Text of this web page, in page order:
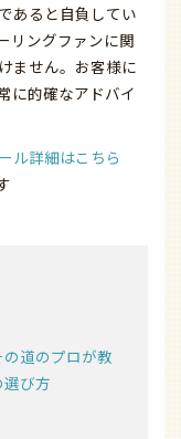
あると自負してい
リングファンに関
ません。お客様に
に的確なアドバイ
ル詳細はこちら
道のプロが教
び方